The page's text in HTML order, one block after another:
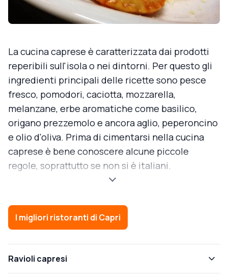
La cucina caprese è caratterizzata dai prodotti
reperibili sull'isola o nei dintorni. Per questo gli
ingredienti principali delle ricette sono pesce
fresco, pomodori, caciotta, mozzarella,
melanzane, erbe aromatiche come basilico,
origano prezzemolo e ancora aglio, peperoncino
e olio d'oliva. Prima di cimentarsi nella cucina
caprese è bene conoscere alcune piccole
regole, soprattutto se non si è italiani.
I migliori ristoranti di Capri
Ravioli capresi